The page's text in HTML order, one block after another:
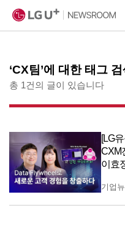
‘CX팀’에 대한 태그
총 1건의 글이 있습니다
[LG
CXM
이효
기업